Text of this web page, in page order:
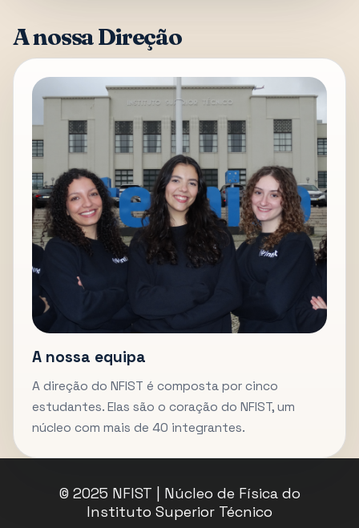
A nossa Direção
A nossa equipa
A direção do NFIST é composta por cinco
estudantes. Elas são o coração do NFIST, um
núcleo com mais de 40 integrantes.
© 2025 NFIST | Núcleo de Física do
Instituto Superior Técnico